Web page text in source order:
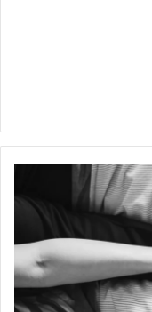
cuando
de
los
miembros
de